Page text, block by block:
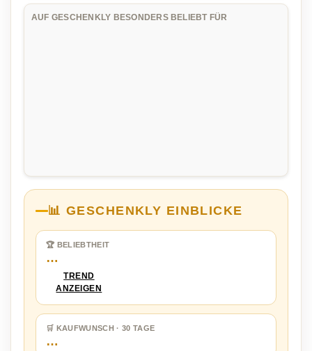
AUF GESCHENKLY BESONDERS BELIEBT FÜR
📊 GESCHENKLY EINBLICKE
🏆 BELIEBTHEIT
…
TREND
ANZEIGEN
🛒 KAUFWUNSCH · 30 TAGE
…